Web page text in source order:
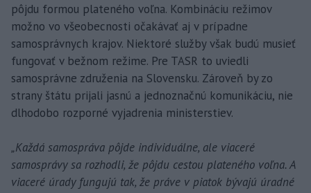
pôjdu formou plateného voľna. Kombináciu režimov
možno vo všeobecnosti očakávať aj v prípadne
samosprávnych krajov. Niektoré služby však budú musieť
fungovať v bežnom režime. Pre TASR to uviedli
samosprávne združenia na Slovensku. Zároveň by zo
strany štátu prijali jasnú a jednoznačnú komunikáciu, nie
dlhodobo rozporné vyjadrenia ministerstiev.
„Každá samospráva pôjde individuálne, ale viaceré
samosprávy sa rozhodli, že pôjdu cestou plateného voľna. A
viaceré úrady fungujú tak, že práve v piatok bývajú úradné